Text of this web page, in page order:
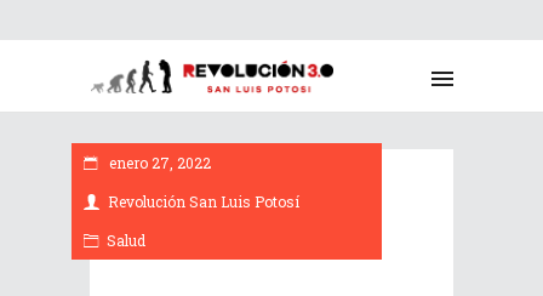
enero 27, 2022
Revolución San Luis Potosí
Salud